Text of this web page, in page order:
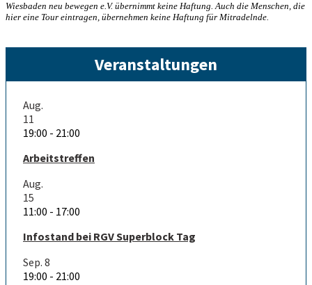
Wiesbaden neu bewegen e.V. übernimmt keine Haftung. Auch die Menschen, die
hier eine Tour eintragen, übernehmen keine Haftung für Mitradelnde.
Veranstaltungen
Aug.
11
19:00 - 21:00
Arbeitstreffen
Aug.
15
11:00 - 17:00
Infostand bei RGV Superblock Tag
Sep. 8
19:00 - 21:00